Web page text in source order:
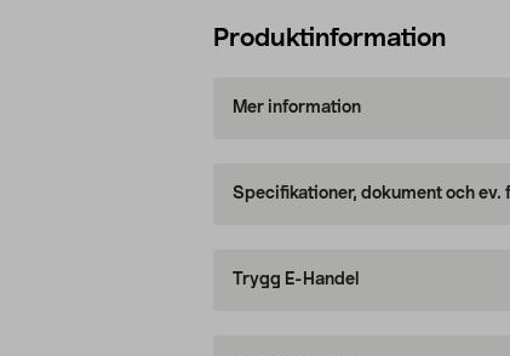
Produktinformation
Mer information
Specifikationer, dokument och ev.
Trygg E-Handel